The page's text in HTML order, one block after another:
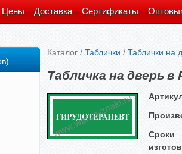
Цены Доставка Сертификаты
Каталог / Таблички / Таблички на
Табличка на дверь
Сроки